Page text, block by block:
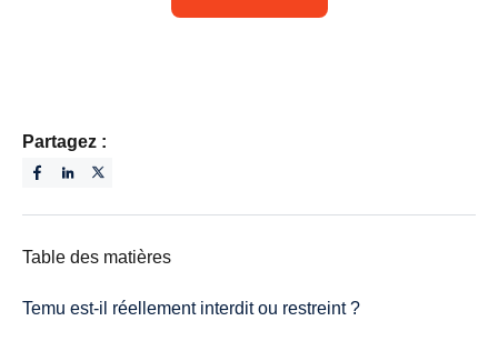
Partagez :
Table des matières
Temu est-il réellement interdit ou restreint ?